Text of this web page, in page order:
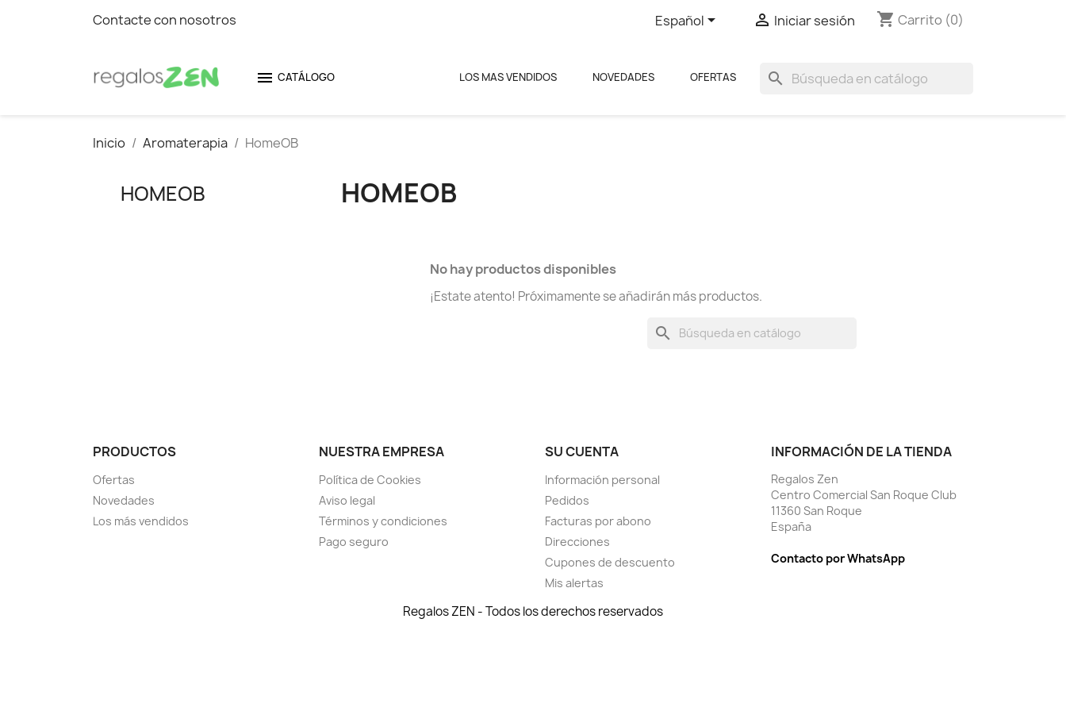
Contacte con nosotros Español  Iniciar sesión shopping_cart Carrito (0)
search
OFERTAS
NOVEDADES
LOS MAS VENDIDOS
 CATÁLOGO
Inicio Aromaterapia HomeOB
HOMEOB HOMEOB
No hay productos disponibles
¡Estate atento! Próximamente se añadirán más productos.
search
PRODUCTOS
Ofertas
Novedades
Los más vendidos
NUESTRA EMPRESA
Política de Cookies
Aviso legal
Términos y condiciones
Pago seguro
SU CUENTA
Información personal
Pedidos
Facturas por abono
Direcciones
Cupones de descuento
Mis alertas
INFORMACIÓN DE LA TIENDA
Regalos Zen
Centro Comercial San Roque Club
11360 San Roque
España
Contacto por WhatsApp
Regalos ZEN - Todos los derechos reservados